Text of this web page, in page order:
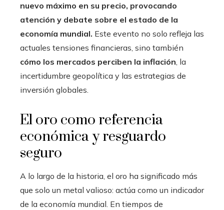
nuevo máximo en su precio, provocando
atención y debate sobre el estado de la
economía mundial. Este evento no solo refleja las
actuales tensiones financieras, sino también
cómo los mercados perciben la inflación, la
incertidumbre geopolítica y las estrategias de
inversión globales.
El oro como referencia
económica y resguardo
seguro
A lo largo de la historia, el oro ha significado más
que solo un metal valioso: actúa como un indicador
de la economía mundial. En tiempos de